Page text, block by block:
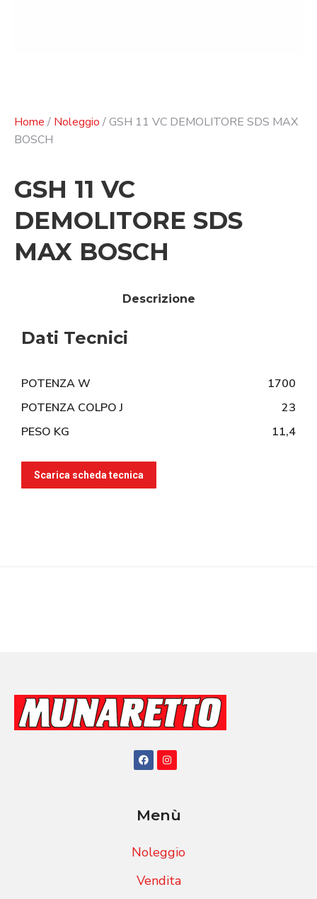
Home / Noleggio / GSH 11 VC DEMOLITORE SDS MAX
BOSCH
GSH 11 VC
DEMOLITORE SDS
MAX BOSCH
Descrizione
Dati Tecnici
POTENZA W
1700
POTENZA COLPO J
23
PESO KG
11,4
Scarica scheda tecnica
Menù
Noleggio
Vendita